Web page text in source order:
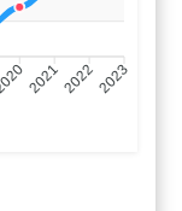
202120222023